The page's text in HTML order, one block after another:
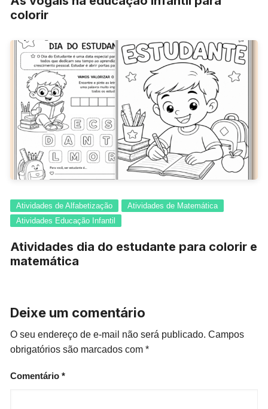
colorir
Atividades de Alfabetização
Atividades de Matemática
Atividades Educação Infantil
Atividades dia do estudante para colorir e
matemática
Deixe um comentário
O seu endereço de e-mail não será publicado. Campos
obrigatórios são marcados com*
Comentário*